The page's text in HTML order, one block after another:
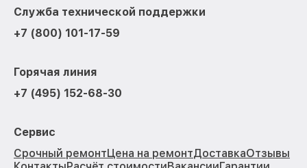
Служба технической поддержки
+7 (800) 101-17-59
Горячая линия
+7 (495) 152-68-30
Сервис
Срочный ремонтЦена на ремонтДоставкаОтзывы